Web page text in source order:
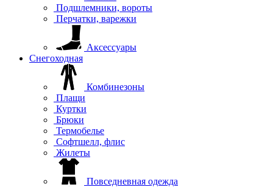
Подшлемники, вороты
Перчатки, варежки
Аксессуары
Снегоходная
Комбинезоны
Плащи
Куртки
Брюки
Термобелье
Софтшелл, флис
Жилеты
Повседневная одежда